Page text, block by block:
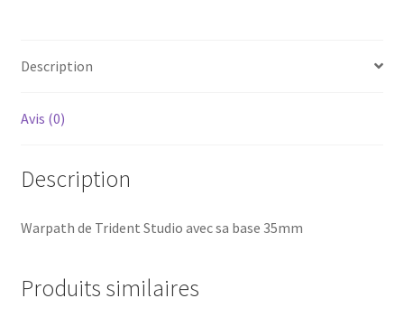
Description
Avis (0)
Description
Warpath de Trident Studio avec sa base 35mm
Produits similaires